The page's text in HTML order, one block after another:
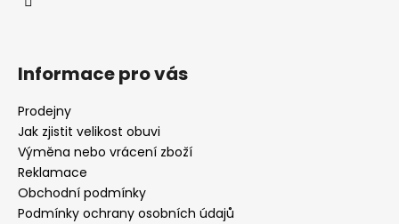
Informace pro vás
Prodejny
Jak zjistit velikost obuvi
Výměna nebo vrácení zboží
Reklamace
Obchodní podmínky
Podmínky ochrany osobních údajů